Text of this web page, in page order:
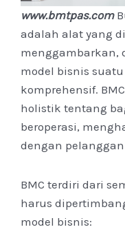
www.bmtpas.com
adalah alat yang
menggambarkan,
model bisnis
komprehensif.
holistik tentang
beroperasi,
dengan
BMC terdiri dari
harus
model bisnis: